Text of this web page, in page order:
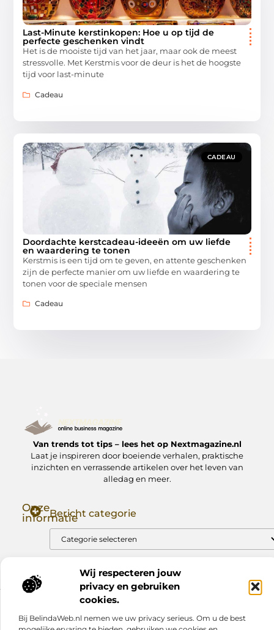
Wij respecteren jouw
privacy en gebruiken
cookies.
Bij BelindaWeb.nl nemen we uw privacy serieus. Om u de best
Last-Minute kerstinkopen: Hoe u op tijd de
perfecte geschenken vindt
Het is de mooiste tijd van het jaar, maar ook de meest
stressvolle. Met Kerstmis voor de deur is het de hoogste
tijd voor last-minute
Cadeau
CADEAU
Doordachte kerstcadeau-ideeën om uw liefde
en waardering te tonen
Kerstmis is een tijd om te geven, en attente geschenken
zijn de perfecte manier om uw liefde en waardering te
tonen voor de speciale mensen
Cadeau
Van trends tot tips – lees het op Nextmagazine.nl
Laat je inspireren door boeiende verhalen, praktische
inzichten en verrassende artikelen over het leven van
alledag en meer.
Onze
informatieBericht categorie
@2025 www.nextmagazine.nl. All Right Reserved.